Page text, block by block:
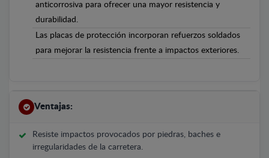
anticorrosiva para ofrecer una mayor resistencia y
durabilidad.
Las placas de protección incorporan refuerzos soldados
para mejorar la resistencia frente a impactos exteriores.
Ventajas:
Resiste impactos provocados por piedras, baches e
irregularidades de la carretera.